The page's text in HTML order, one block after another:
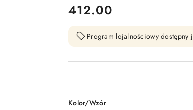
cena:
412.00
Program lojalnościowy dostępny
Wariant
Kolor/Wzór